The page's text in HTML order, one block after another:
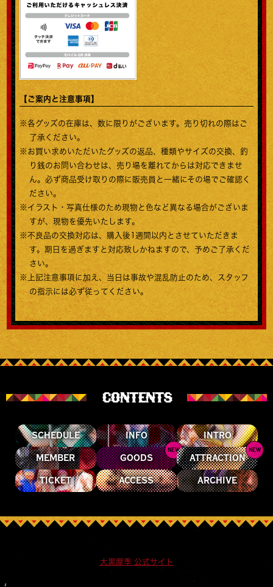
【ご案内と注意事項】
※各グッズの在庫は、数に限りがございます。売り切れの際はご
了承ください。
※お買い求めいただいたグッズの返品、種類やサイズの交換、釣
り銭のお問い合わせは、売り場を離れてからは対応できませ
ん。必ず商品受け取りの際に販売員と一緒にその場でご確認く
ださい。
※イラスト・写真仕様のため現物と色など異なる場合がございま
すが、現物を優先いたします。
※不良品の交換対応は、購入後1週間以内とさせていただきま
す。期日を過ぎますと対応致しかねますので、予めご了承くだ
さい。
※上記注意事項に加え、当日は事故や混乱防止のため、スタッフ
の指示には必ず従ってください。
CONTENTS
SCHEDULE INFO INTRO
MEMBER GOODS
NEW
ATTRACTION
NEW
TICKET ACCESS ARCHIVE
大黒摩季 公式サイト